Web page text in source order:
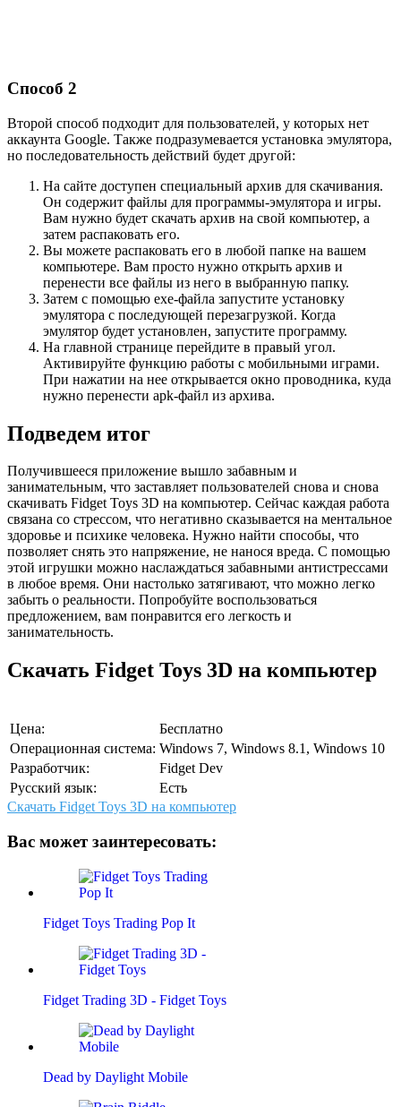
Способ 2
Второй способ подходит для пользователей, у которых нет
аккаунта Google. Также подразумевается установка эмулятора,
но последовательность действий будет другой:
На сайте доступен специальный архив для скачивания.
Он содержит файлы для программы-эмулятора и игры.
Вам нужно будет скачать архив на свой компьютер, а
затем распаковать его.
Вы можете распаковать его в любой папке на вашем
компьютере. Вам просто нужно открыть архив и
перенести все файлы из него в выбранную папку.
Затем с помощью exe-файла запустите установку
эмулятора с последующей перезагрузкой. Когда
эмулятор будет установлен, запустите программу.
На главной странице перейдите в правый угол.
Активируйте функцию работы с мобильными играми.
При нажатии на нее открывается окно проводника, куда
нужно перенести apk-файл из архива.
Подведем итог
Получившееся приложение вышло забавным и
занимательным, что заставляет пользователей снова и снова
скачивать Fidget Toys 3D на компьютер. Сейчас каждая работа
связана со стрессом, что негативно сказывается на ментальное
здоровье и психике человека. Нужно найти способы, что
позволяет снять это напряжение, не нанося вреда. С помощью
этой игрушки можно наслаждаться забавными антистрессами
в любое время. Они настолько затягивают, что можно легко
забыть о реальности. Попробуйте воспользоваться
предложением, вам понравится его легкость и
занимательность.
Скачать Fidget Toys 3D на компьютер
Цена:
Бесплатно
Операционная система: Windows 7, Windows 8.1, Windows 10
Разработчик:
Fidget Dev
Русский язык:
Есть
Скачать Fidget Toys 3D на компьютер
Вас может заинтересовать:
Fidget Toys Trading Pop It
Fidget Trading 3D - Fidget Toys
Dead by Daylight Mobile